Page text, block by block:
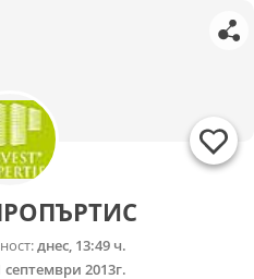
днес, 13:49 ч.
септември 2013г.